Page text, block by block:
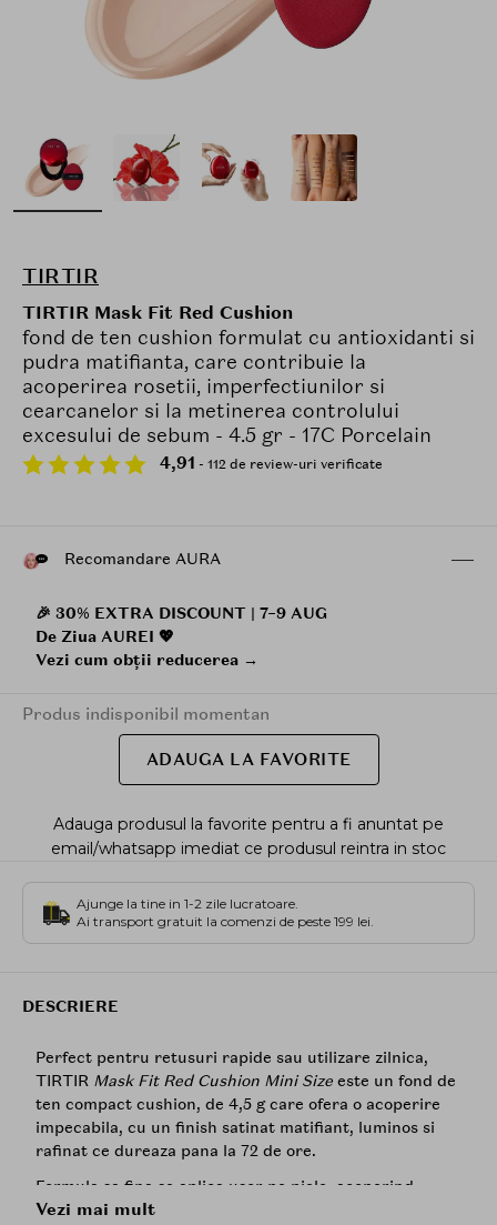
TIRTIR
TIRTIR Mask Fit Red Cushion
fond de ten cushion formulat cu antioxidanti si
pudra matifianta, care contribuie la
acoperirea rosetii, imperfectiunilor si
cearcanelor si la metinerea controlului
excesului de sebum - 4.5 gr - 17C Porcelain
4,91 - 112 de review-uri verificate
Recomandare AURA
🎉 30% EXTRA DISCOUNT | 7–9 AUG
De Ziua AUREI 💖
Vezi cum obții reducerea →
Produs indisponibil momentan
ADAUGA LA FAVORITE
Adauga produsul la favorite pentru a fi anuntat pe
email/whatsapp imediat ce produsul reintra in stoc
Ajunge la tine in 1-2 zile lucratoare.
Ai transport gratuit la comenzi de peste 199 lei.
DESCRIERE
Perfect pentru retusuri rapide sau utilizare zilnica,
TIRTIR Mask Fit Red Cushion Mini Size este un fond de
ten compact cushion, de 4,5 g care ofera o acoperire
impecabila, cu un finish satinat matifiant, luminos si
rafinat ce dureaza pana la 72 de ore.
Formula sa fina se aplica usor pe piele, acoperind
eficient roseata, imperfectiunile si cearcanele.
Vezi mai mult